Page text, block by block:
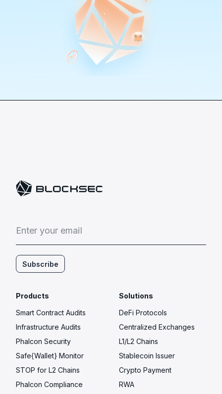
Enter your email
Subscribe
Products
Smart Contract Audits
Infrastructure Audits
Phalcon Security
Safe{Wallet} Monitor
STOP for L2 Chains
Phalcon Compliance
Solutions
DeFi Protocols
Centralized Exchanges
L1/L2 Chains
Stablecoin Issuer
Crypto Payment
RWA